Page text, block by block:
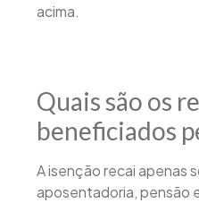
acima.
Quais são os
beneficiados
A isenção recai apenas
aposentadoria, pensão